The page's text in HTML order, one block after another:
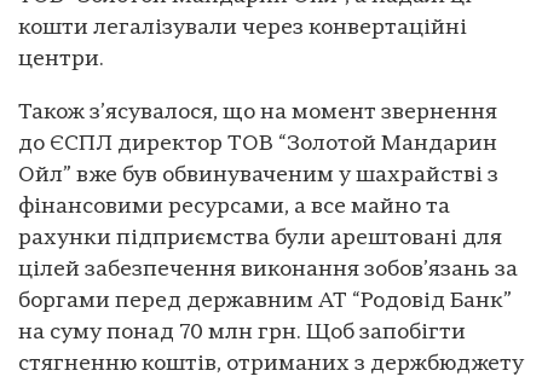
кошти легалізували через конвертаційні
центри.
Також з’ясувалося, що на момент звернення
до ЄСПЛ директор ТОВ “Золотой Мандарин
Ойл” вже був обвинуваченим у шахрайстві з
фінансовими ресурсами, а все майно та
рахунки підприємства були арештовані для
цілей забезпечення виконання зобов’язань за
боргами перед державним АТ “Родовід Банк”
на суму понад 70 млн грн. Щоб запобігти
стягненню коштів, отриманих з держбюджету